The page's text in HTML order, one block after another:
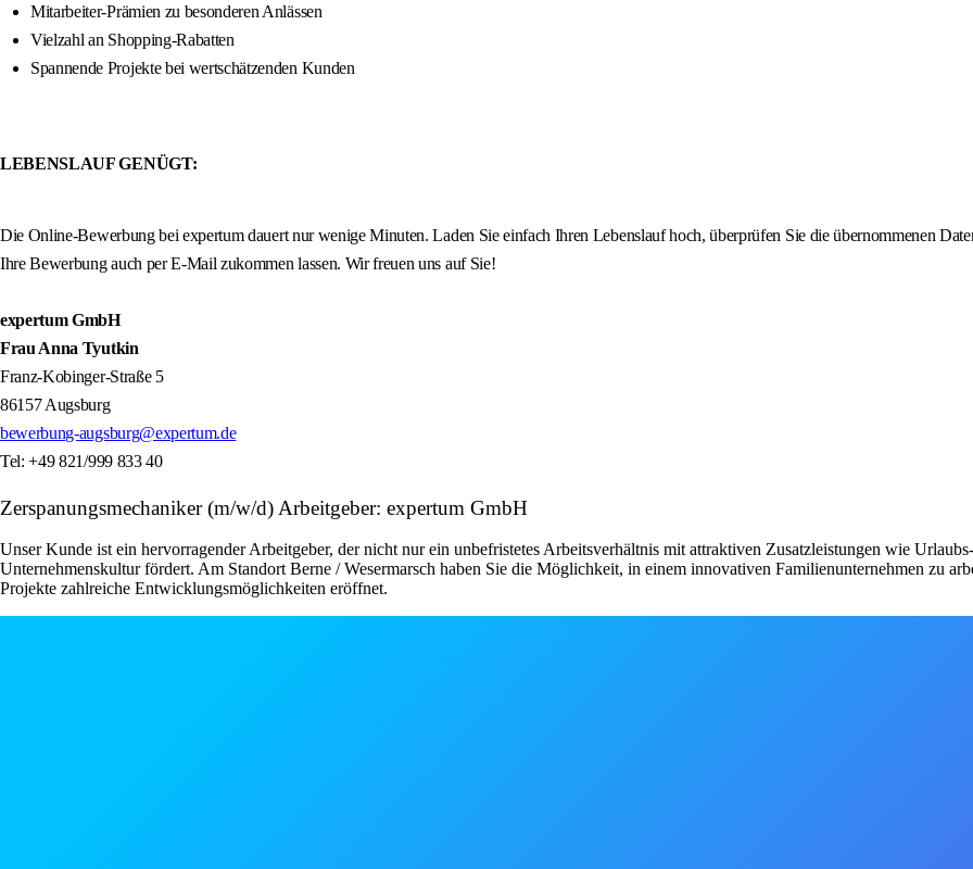
Mitarbeiter-Prämien zu besonderen Anlässen
Vielzahl an Shopping-Rabatten
Spannende Projekte bei wertschätzenden Kunden
LEBENSLAUF GENÜGT:
Die Online-Bewerbung bei expertum dauert nur wenige Minuten. Laden Sie einfach Ihren Lebenslauf hoch, überprüfen Sie die übernommenen
Ihre Bewerbung auch per E-Mail zukommen lassen. Wir freuen uns auf Sie!
expertum GmbH
Frau Anna Tyutkin
Franz-Kobinger-Straße 5
86157 Augsburg
bewerbung-augsburg@expertum.de
Tel: +49 821/999 833 40
Zerspanungsmechaniker (m/w/d) Arbeitgeber: expertum GmbH
Unser Kunde ist ein hervorragender Arbeitgeber, der nicht nur ein unbefristetes Arbeitsverhältnis mit attraktiven Zusatzleistungen wie
Unternehmenskultur fördert. Am Standort Berne / Wesermarsch haben Sie die Möglichkeit, in einem innovativen Familienunternehmen zu
Projekte zahlreiche Entwicklungsmöglichkeiten eröffnet.